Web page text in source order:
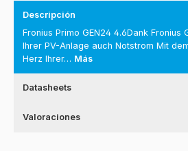
Descripción
Fronius Primo GEN24 4.6Dank Fronius
Ihrer PV-Anlage auch Notstrom Mit
Herz Ihrer… Más
Datasheets
Valoraciones